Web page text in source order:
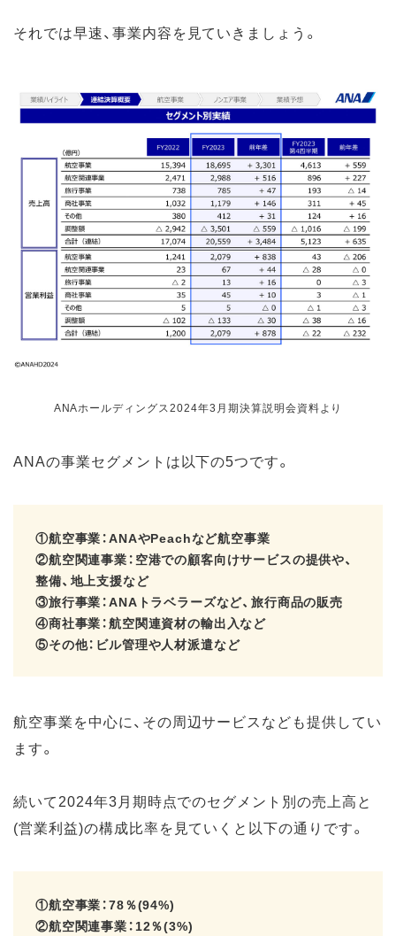
それでは早速、事業内容を見ていきましょう。
ANAホールディングス2024年3月期決算説明会資料より
ANAの事業セグメントは以下の5つです。
①航空事業：ANAやPeachなど航空事業
②航空関連事業：空港での顧客向けサービスの提供や、
整備、地上支援など
③旅行事業：ANAトラベラーズなど、旅行商品の販売
④商社事業：航空関連資材の輸出入など
⑤その他：ビル管理や人材派遣など
航空事業を中心に、その周辺サービスなども提供してい
ます。
続いて2024年3月期時点でのセグメント別の売上高と
(営業利益)の構成比率を見ていくと以下の通りです。
①航空事業：78％(94%)
②航空関連事業：12％(3%)